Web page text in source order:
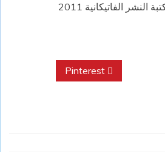
الفاتيكانية 2011